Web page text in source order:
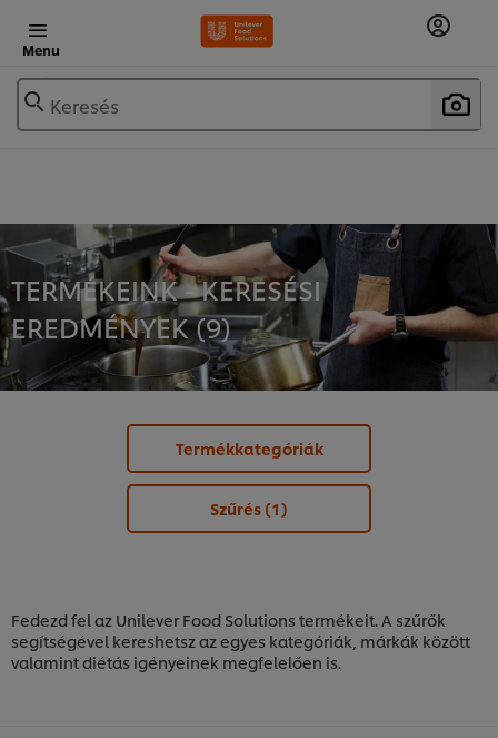
Menu
Keresés
TERMÉKEINK - KERESÉSI
EREDMÉNYEK (9)
Termékkategóriák
Szűrés (1)
Fedezd fel az Unilever Food Solutions termékeit. A szűrők
segítségével kereshetsz az egyes kategóriák, márkák között
valamint diétás igényeinek megfelelően is.